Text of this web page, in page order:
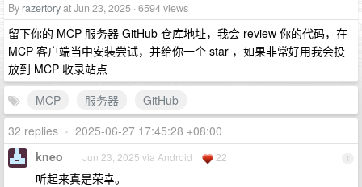
By razertoryat Jun 23, 2025 · 6594 views
留下你的 MCP 服务器 GitHub 仓库地址，我会 review 你的代码，在
MCP 客户端当中安装尝试，并给你一个 star ，如果非常好用我会投
放到 MCP 收录站点
MCP
服务器
GitHub
32 replies • 2025-06-27 17:45:28 +08:00
1
kneo Jun 23, 2025 via Android 22
听起来真是荣幸。